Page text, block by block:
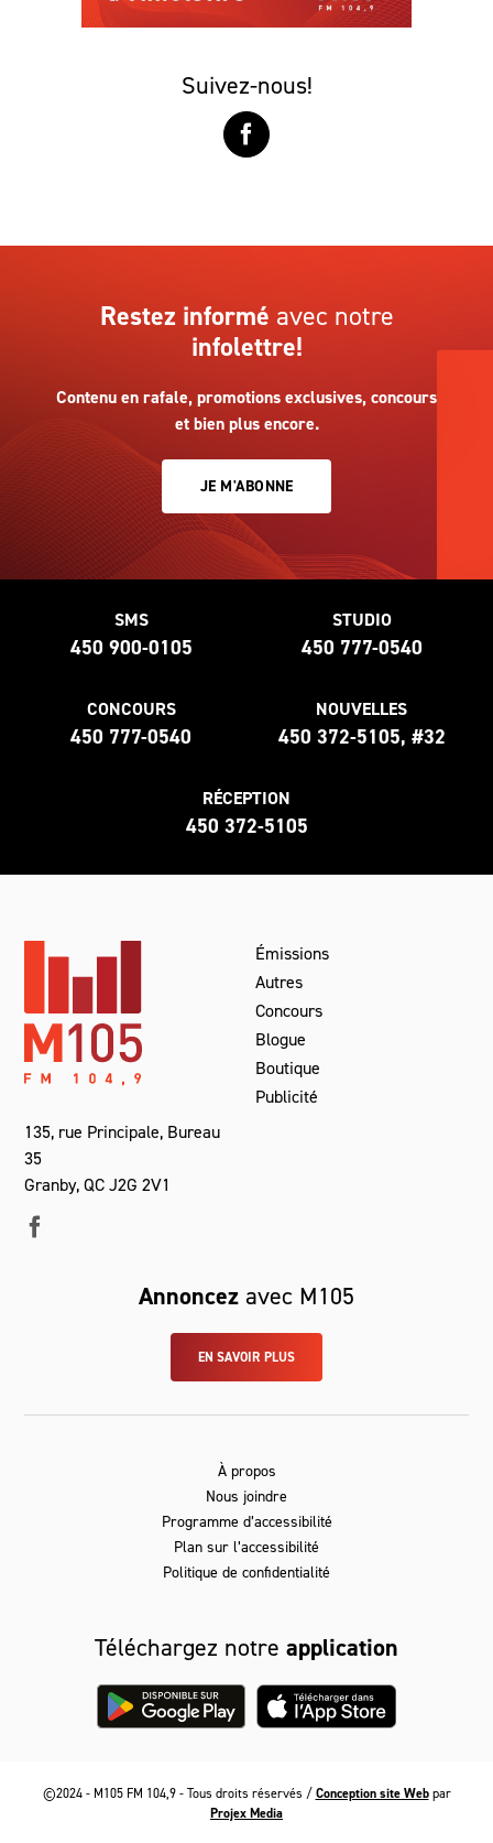
Suivez-nous!
Restez informé avec notre
infolettre!
Contenu en rafale, promotions exclusives, concours
et bien plus encore.
JE M'ABONNE
SMS
450 900-0105
STUDIO
450 777-0540
CONCOURS
450 777-0540
NOUVELLES
450 372-5105, #32
RÉCEPTION
450 372-5105
135, rue Principale, Bureau
35
Granby, QC J2G 2V1
Émissions
Autres
Concours
Blogue
Boutique
Publicité
Annoncez avec M105
EN SAVOIR PLUS
À propos
Nous joindre
Programme d’accessibilité
Plan sur l’accessibilité
Politique de confidentialité
Téléchargez notre application
©2024 - M105 FM 104,9 - Tous droits réservés /Conception site Webpar
Projex Media